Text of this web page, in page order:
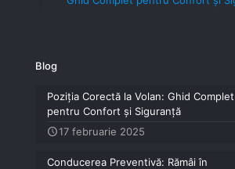
Blog
Poziția Corectă la Volan: Ghid Complet
pentru Confort și Siguranță
17 februarie 2025
Conducerea Preventivă: Rămâi în